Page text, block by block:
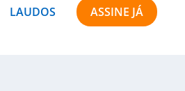
LAUDOS ASSINE JÁ